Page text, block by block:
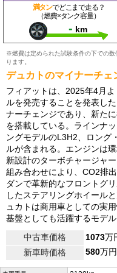
満タンでどこまで走る？
（燃費×タンク容量）
- km
※燃費は定められた試験条件の下での
ります。
デュカトのマイナーチェ
フィアットは、2025年4月
ルを発売することを発表し
ナーチェンジであり、新た
を搭載している。ラインナ
ングモデルのL3H2、ロング
ルが含まれる。エンジンは
新設計のターボチャージャ
組み合わせにより、CO2排
ダンで革新的なフロントグ
したステアリングホイール
ュカトは商用車としての実
基盤としても活躍するモデ
中古車価格
1073万
新車時価格
580万